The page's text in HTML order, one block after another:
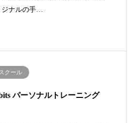
ナルの手…
クール
パーソナルトレーニング